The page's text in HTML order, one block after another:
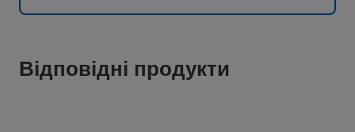
Відповідні продукти